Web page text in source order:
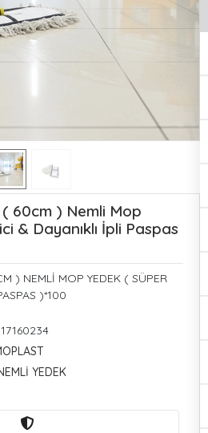
60cm ) Nemli Mop
& Dayanıklı İpli Paspas
) NEMLİ MOP YEDEK ( SÜPER
)*100
YEDEK